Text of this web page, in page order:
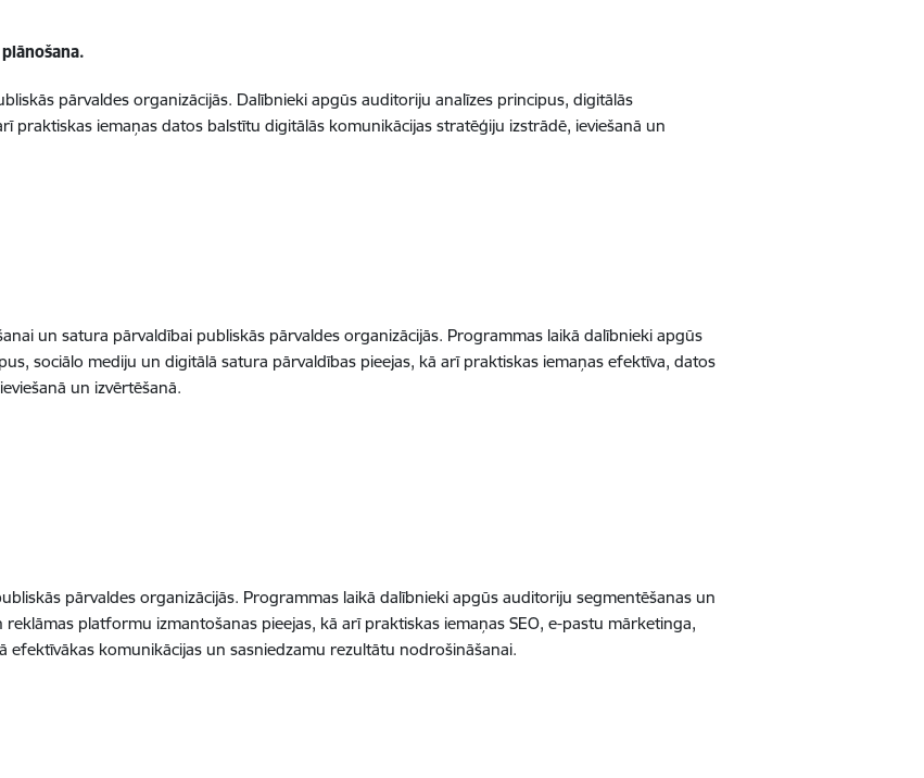
pārvaldes organizācijās. Dalībnieki apgūs auditoriju analīzes principus, digitālās
praktiskas iemaņas datos balstītu digitālās komunikācijas stratēģiju izstrādē, ieviešanā un
un satura pārvaldībai publiskās pārvaldes organizācijās. Programmas laikā dalībnieki apgūs
sociālo mediju un digitālā satura pārvaldības pieejas, kā arī praktiskas iemaņas efektīva, datos
un izvērtēšanā.
pārvaldes organizācijās. Programmas laikā dalībnieki apgūs auditoriju segmentēšanas un
platformu izmantošanas pieejas, kā arī praktiskas iemaņas SEO, e-pastu mārketinga,
komunikācijas un sasniedzamu rezultātu nodrošināšanai.